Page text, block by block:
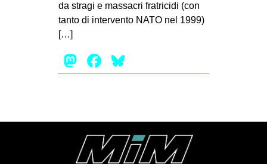
AMBIENTE
STUDENTI
da stragi e massacri fratricidi (con
tanto di intervento NATO nel 1999)
[…]
Mastodon
Facebook